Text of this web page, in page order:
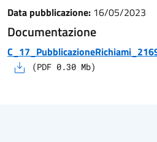
Data pubblicazione: 16/05/2023
Documentazione
(PDF 0.30 Mb)